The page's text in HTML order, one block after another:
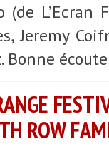
(de
Jeremy
Bonne
ROW